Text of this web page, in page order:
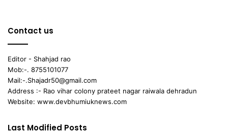
Contact us
Editor - Shahjad rao
Mob:-. 8755101077
Mail:-.Shajadr50@gmail.com
Address :- Rao vihar colony prateet nagar raiwala dehradun
Website: www.devbhumiuknews.com
Last Modified Posts